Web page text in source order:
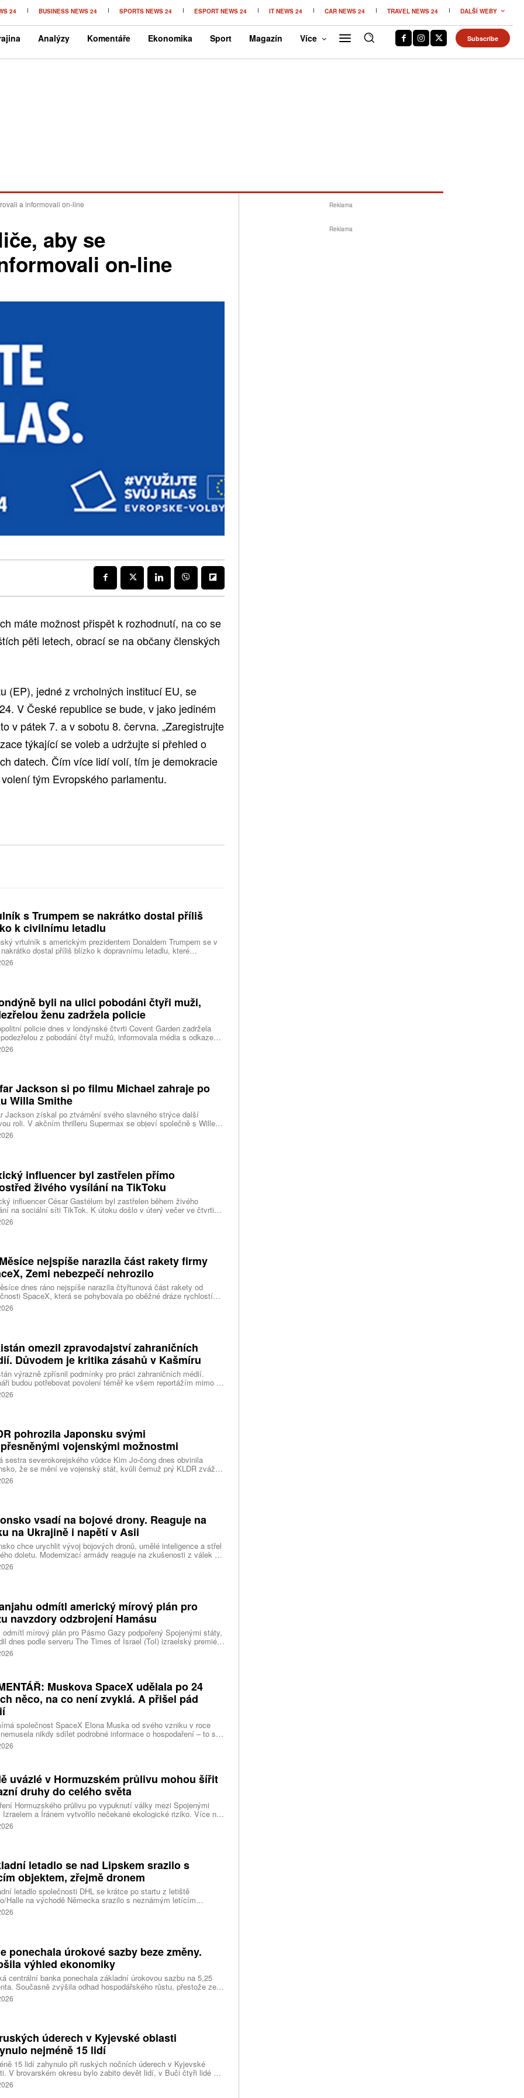
24 BUSINESS NEWS 24 SPORTS NEWS 24 ESPORT NEWS 24 IT NEWS 24 CAR NEWS 24 TRAVEL NEWS 24 DALŠÍ WEBY
Analýzy Komentáře Ekonomika Sport Magazín Více Subscribe
a informovali on-line
aby se
on-line
máte možnost přispět k rozhodnutí, na co se
pěti letech, obrací se na občany členských
(EP), jedné z vrcholných institucí EU, se
V České republice se bude, v jako jediném
v pátek 7. a v sobotu 8. června. „Zaregistrujte
týkající se voleb a udržujte si přehled o
datech. Čím více lidí volí, tím je demokracie
tým Evropského parlamentu.
s Trumpem se nakrátko dostal příliš
k civilnímu letadlu
vrtulník s americkým prezidentem Donaldem Trumpem se v
dostal příliš blízko k dopravnímu letadlu, které
z washingtonského letiště Ronalda Reagana, uvedl dnes
Federální úřad pro letectví (FAA). Podle Bílého domu Trump
vyšetřování.
byli na ulici pobodáni čtyři muži,
ženu zadržela policie
policie dnes v londýnské čtvrti Covent Garden zadržela
z pobodání čtyř mužů, informovala média s odkazem
úřady. Mluvčí londýnské záchranné služby uvedl, že čtyři
byli ošetřeni na místě a převezeni do nedalekého
Jackson si po filmu Michael zahraje po
Willa Smithe
Jackson získal po ztvárnění svého slavného strýce další
roli. V akčním thrilleru Supermax se objeví společně s Willem
a AnnaSophií Robb. Podrobnosti o jeho postavě zatím tvůrci
influencer byl zastřelen přímo
živého vysílání na TikToku
influencer César Gastélum byl zastřelen během živého
na sociální síti TikTok. K útoku došlo v úterý večer ve čtvrti
ve městě Culiacán na severu země.
nejspíše narazila část rakety firmy
Zemi nebezpečí nehrozilo
dnes ráno nejspíše narazila čtyřtunová část rakety od
SpaceX, která se pohybovala po oběžné dráze rychlostí
2,43 kilometru za sekundu. Napsal to web stanice BBC, podle
už na Měsíci asi 3000 objektů vyrobených člověkem. Potvrzení
omezil zpravodajství zahraničních
Důvodem je kritika zásahů v Kašmíru
výrazně zpřísnil podmínky pro práci zahraničních médií.
budou potřebovat povolení téměř ke všem reportážím mimo tři
města. Nová pravidla přicházejí po kritice postupu úřadů vůči
v Pákistánem spravovaném Kašmíru.
pohrozila Japonsku svými
vojenskými možnostmi
sestra severokorejského vůdce Kim Jo-čong dnes obvinila
že se mění ve vojenský stát, kvůli čemuž prý KLDR zváží
vojenské možnosti. Odsoudila také Spojené státy za to,
umožňují pokračovat ve zbrojení, napsaly agentury AFP
vsadí na bojové drony. Reaguje na
na Ukrajině i napětí v Asii
chce urychlit vývoj bojových dronů, umělé inteligence a střel
doletu. Modernizací armády reaguje na zkušenosti z válek na
a Blízkém východě i na rostoucí aktivitu Číny, Ruska a
Koreje.
odmítl americký mírový plán pro
navzdory odzbrojení Hamásu
odmítl mírový plán pro Pásmo Gazy podpořený Spojenými státy,
dnes podle serveru The Times of Israel (ToI) izraelský premiér
Netanjahu. Učinil tak i přesto, že mu bylo zaručeno, že k
stažení z palestinského území dojde až po úplném
Muskova SpaceX udělala po 24
něco, na co není zvyklá. A přišel pád
společnost SpaceX Elona Muska od svého vzniku v roce
nikdy sdílet podrobné informace o hospodaření – to se
změnilo. Jelikož firma vstoupila na burzu, musela poprvé odkrýt
A i když jsou výsledky na poměry SpaceX solidní, na burze
uvázlé v Hormuzském průlivu mohou šířit
druhy do celého světa
Hormuzského průlivu po vypuknutí války mezi Spojenými
Izraelem a Íránem vytvořilo nečekané ekologické riziko. Více než
obchodních lodí zůstalo měsíce stát na místě, což umožnilo,
jejich trupy pokryly rozsáhlými společenstvy mořských
letadlo se nad Lipskem srazilo s
objektem, zřejmě dronem
letadlo společnosti DHL se krátce po startu z letiště
Halle na východě Německa srazilo s neznámým letícím
S odvoláním na své zdroje o tom dnes informovala agentura
Podle ní letadlo následně nouzově přistálo na letišti v
ponechala úrokové sazby beze změny.
výhled ekonomiky
centrální banka ponechala základní úrokovou sazbu na 5,25
Současně zvýšila odhad hospodářského růstu, přestože zemi
dražší energie, nepříznivé počasí a další vývoj konfliktu na
východě.
úderech v Kyjevské oblasti
nejméně 15 lidí
15 lidí zahynulo při ruských nočních úderech v Kyjevské
V brovarském okresu bylo zabito devět lidí, v Buči čtyři lidé a
člověk ve fastivském okrese, uvedl na platformě telegram šéf
vojenské správy Tymur Tkačenko. V Kyjevě zahynula jedna
Reklama
Reklama